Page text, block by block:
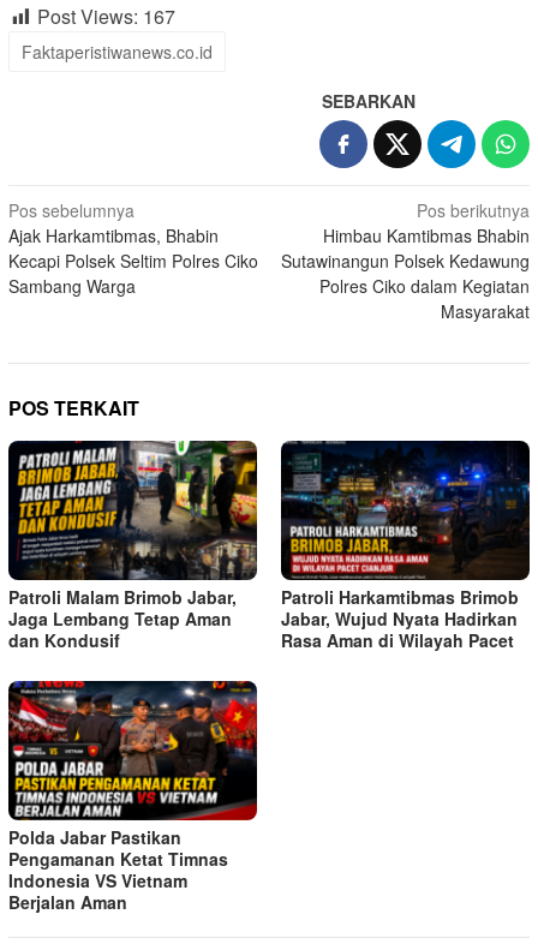
Post Views: 167
Faktaperistiwanews.co.id
SEBARKAN
Navigasi
pos
Pos sebelumnya
Ajak Harkamtibmas, Bhabin
Kecapi Polsek Seltim Polres Ciko
Sambang Warga
Pos berikutnya
Himbau Kamtibmas Bhabin
Sutawinangun Polsek Kedawung
Polres Ciko dalam Kegiatan
Masyarakat
POS TERKAIT
Patroli Malam Brimob Jabar,
Jaga Lembang Tetap Aman
dan Kondusif
Patroli Harkamtibmas Brimob
Jabar, Wujud Nyata Hadirkan
Rasa Aman di Wilayah Pacet
Polda Jabar Pastikan
Pengamanan Ketat Timnas
Indonesia VS Vietnam
Berjalan Aman